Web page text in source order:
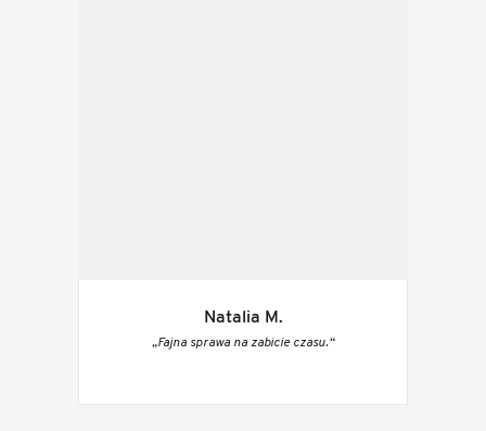
Natalia M.
„Fajna sprawa na zabicie czasu.“